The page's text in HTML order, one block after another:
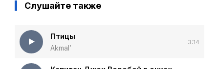
Слушайте также
Птицы
Akmal’
3:14